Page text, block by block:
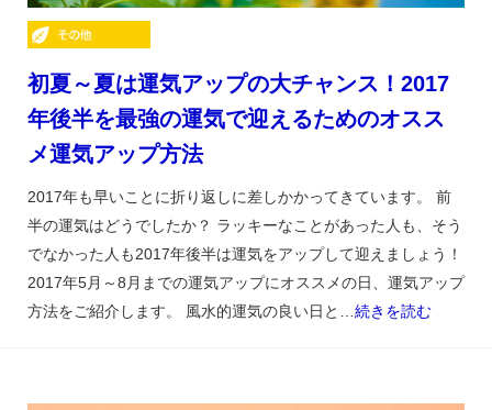
初夏～夏は運気アップの大チャンス！2017
年後半を最強の運気で迎えるためのオスス
メ運気アップ方法
2017年も早いことに折り返しに差しかかってきています。 前
半の運気はどうでしたか？ ラッキーなことがあった人も、そう
でなかった人も2017年後半は運気をアップして迎えましょう！
2017年5月～8月までの運気アップにオススメの日、運気アップ
方法をご紹介します。 風水的運気の良い日と… 続きを読む